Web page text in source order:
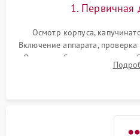
1. Первичная
Осмотр корпуса,
Включение аппарата,
Оценка работы помпы,
Измерение температуры и